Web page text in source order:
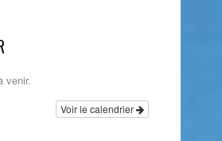
venir.
Voir le calendrier